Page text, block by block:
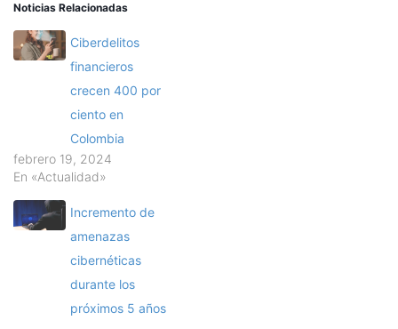
Noticias Relacionadas
Ciberdelitos
financieros
crecen 400 por
ciento en
Colombia
febrero 19, 2024
En «Actualidad»
Incremento de
amenazas
cibernéticas
durante los
próximos 5 años